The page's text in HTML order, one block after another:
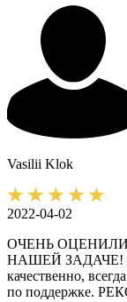
Vasilii Klok
2022-04-02
ОЧЕНЬ
НАШЕЙ ЗАДАЧЕ!
качественно,
по поддержке.